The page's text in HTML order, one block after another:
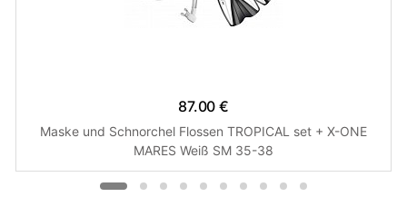
87.00 €
Maske und Schnorchel Flossen TROPICAL set + X-ONE
MARES Weiß SM 35-38